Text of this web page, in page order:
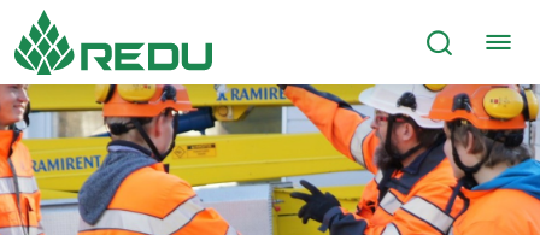
Siirry sivusisältöön